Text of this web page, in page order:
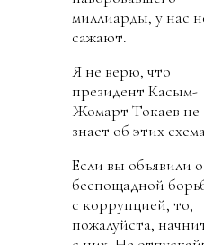
миллиарды, у нас
сажают.
Я не верю, что
президент Касым-
Жомарт Токаев не
знает об этих
Если вы объявили о
беспощадной
с коррупцией, то,
пожалуйста,